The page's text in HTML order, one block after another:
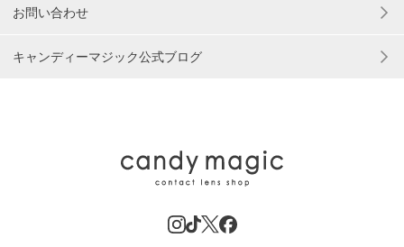
お問い合わせ
キャンディーマジック公式ブログ